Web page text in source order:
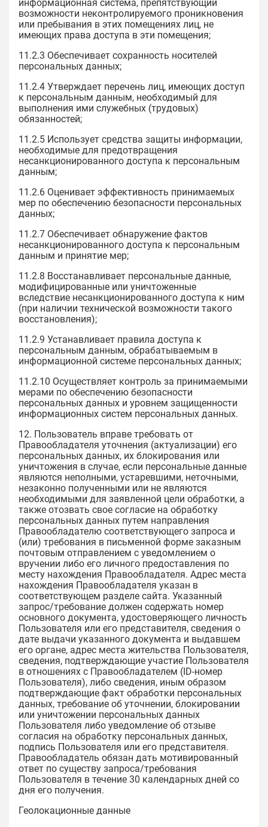
информационная система, препятствующий
возможности неконтролируемого проникновения
или пребывания в этих помещениях лиц, не
имеющих права доступа в эти помещения;
11.2.3 Обеспечивает сохранность носителей
персональных данных;
11.2.4 Утверждает перечень лиц, имеющих доступ
к персональным данным, необходимый для
выполнения ими служебных (трудовых)
обязанностей;
11.2.5 Использует средства защиты информации,
необходимые для предотвращения
несанкционированного доступа к персональным
данным;
11.2.6 Оценивает эффективность принимаемых
мер по обеспечению безопасности персональных
данных;
11.2.7 Обеспечивает обнаружение фактов
несанкционированного доступа к персональным
данным и принятие мер;
11.2.8 Восстанавливает персональные данные,
модифицированные или уничтоженные
вследствие несанкционированного доступа к ним
(при наличии технической возможности такого
восстановления);
11.2.9 Устанавливает правила доступа к
персональным данным, обрабатываемым в
информационной системе персональных данных;
11.2.10 Осуществляет контроль за принимаемыми
мерами по обеспечению безопасности
персональных данных и уровнем защищенности
информационных систем персональных данных.
12. Пользователь вправе требовать от
Правообладателя уточнения (актуализации) его
персональных данных, их блокирования или
уничтожения в случае, если персональные данные
являются неполными, устаревшими, неточными,
незаконно полученными или не являются
необходимыми для заявленной цели обработки, а
также отозвать свое согласие на обработку
персональных данных путем направления
Правообладателю соответствующего запроса и
(или) требования в письменной форме заказным
почтовым отправлением с уведомлением о
вручении либо его личного предоставления по
месту нахождения Правообладателя. Адрес места
нахождения Правообладателя указан в
соответствующем разделе сайта. Указанный
запрос/требование должен содержать номер
основного документа, удостоверяющего личность
Пользователя или его представителя, сведения о
дате выдачи указанного документа и выдавшем
его органе, адрес места жительства Пользователя,
сведения, подтверждающие участие Пользователя
в отношениях с Правообладателем (ID-номер
Пользователя), либо сведения, иным образом
подтверждающие факт обработки персональных
данных, требование об уточнении, блокировании
или уничтожении персональных данных
Пользователя либо уведомление об отзыве
согласия на обработку персональных данных,
подпись Пользователя или его представителя.
Правообладатель обязан дать мотивированный
ответ по существу запроса/требования
Пользователя в течение 30 календарных дней со
дня его получения.
Геолокационные данные